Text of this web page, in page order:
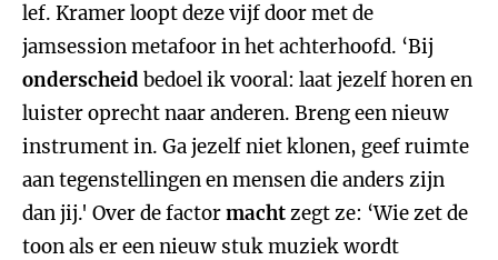
lef. Kramer loopt deze vijf door met de
jamsession metafoor in het achterhoofd. ‘Bij
onderscheid bedoel ik vooral: laat jezelf horen en
luister oprecht naar anderen. Breng een nieuw
instrument in. Ga jezelf niet klonen, geef ruimte
aan tegenstellingen en mensen die anders zijn
dan jij.' Over de factormachtzegt ze: ‘Wie zet de
toon als er een nieuw stuk muziek wordt